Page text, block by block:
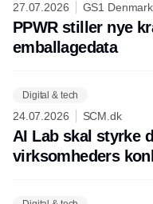
27.07.2026 GS1 Denmark
PPWR stiller nye
emballagedata
Digital & tech
24.07.2026 SCM.dk
AI Lab skal styrke
virksomheders